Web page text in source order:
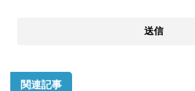
関連記事